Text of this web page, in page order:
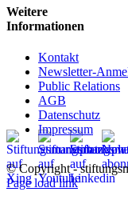
Weitere
Informationen
Kontakt
Newsletter-
Public Relations
AGB
Datenschutz
Impressum
© Copyright -
Page load link